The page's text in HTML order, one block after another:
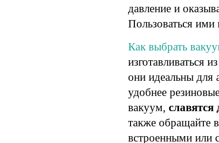
давление и
Пользоваться
Как выбрать
изготавливаться
они идеальны для
удобнее
вакуум, славятся
также обращайте
встроенными или